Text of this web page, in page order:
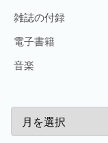
雑誌の付録
電子書籍
音楽